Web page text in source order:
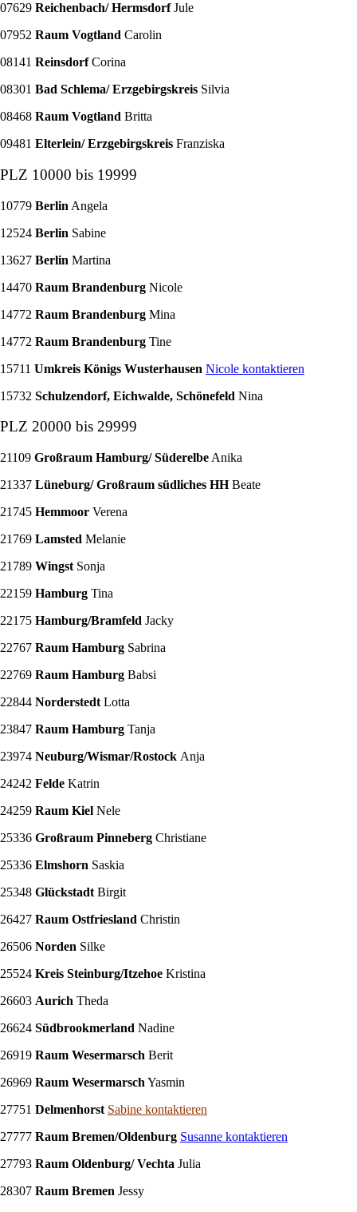
07629 Reichenbach/ Hermsdorf Jule
07952 Raum Vogtland Carolin
08141 Reinsdorf Corina
08301 Bad Schlema/ Erzgebirgskreis Silvia
08468 Raum Vogtland Britta
09481 Elterlein/ Erzgebirgskreis Franziska
PLZ 10000 bis 19999
10779 Berlin Angela
12524 Berlin Sabine
13627 Berlin Martina
14470 Raum Brandenburg Nicole
14772 Raum Brandenburg Mina
14772 Raum Brandenburg Tine
15711 Umkreis Königs Wusterhausen Nicole kontaktieren
15732 Schulzendorf, Eichwalde, Schönefeld Nina
PLZ 20000 bis 29999
21109 Großraum Hamburg/ Süderelbe Anika
21337 Lüneburg/ Großraum südliches HH Beate
21745 Hemmoor Verena
21769 Lamsted Melanie
21789 Wingst Sonja
22159 Hamburg Tina
22175 Hamburg/Bramfeld Jacky
22767 Raum Hamburg Sabrina
22769 Raum Hamburg Babsi
22844 Norderstedt Lotta
23847 Raum Hamburg Tanja
23974 Neuburg/Wismar/Rostock Anja
24242 Felde Katrin
24259 Raum Kiel Nele
25336 Großraum Pinneberg Christiane
25336 Elmshorn Saskia
25348 Glückstadt Birgit
26427 Raum Ostfriesland Christin
26506 Norden Silke
25524 Kreis Steinburg/Itzehoe Kristina
26603 Aurich Theda
26624 Südbrookmerland Nadine
26919 Raum Wesermarsch Berit
26969 Raum Wesermarsch Yasmin
27751 Delmenhorst Sabine kontaktieren
27777 Raum Bremen/Oldenburg Susanne kontaktieren
27793 Raum Oldenburg/ Vechta Julia
28307 Raum Bremen Jessy